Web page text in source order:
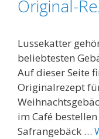
Original-
Lussekatter
beliebtesten
Auf dieser Seite
Originalrezept
im Café
Safrangebäck …